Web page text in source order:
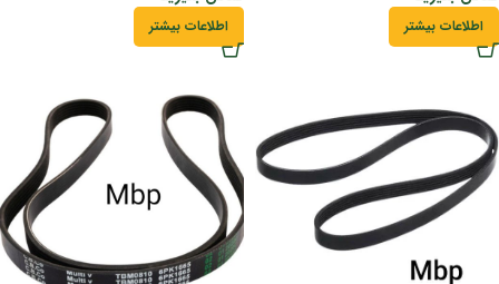
اطلاعات بیشتر اطلاعات بیشتر